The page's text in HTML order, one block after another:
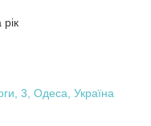
3, Одеса, Україна